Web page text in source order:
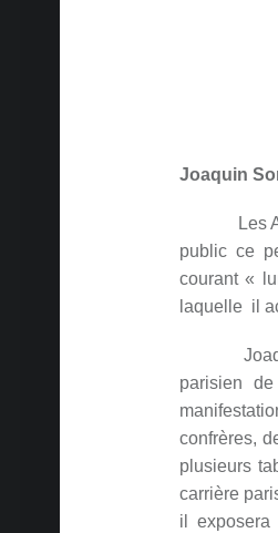
Joaquin
Les Amis
public ce
courant «
laquelle il
Joaquin
parisien
confrères,
plusieurs
carrière
il